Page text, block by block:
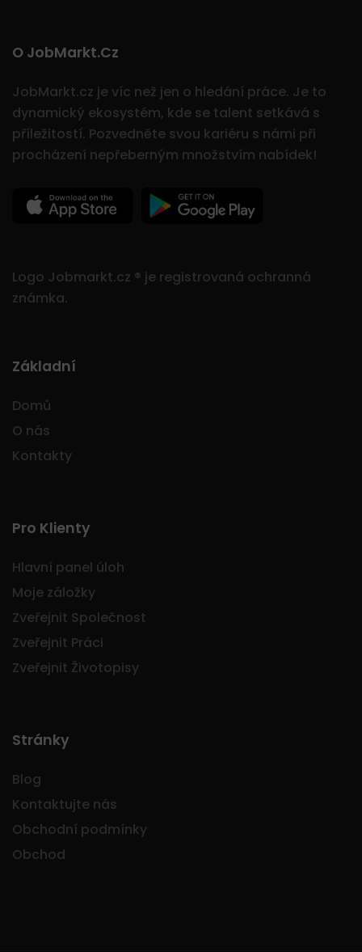
O JobMarkt.cz
JobMarkt.cz je víc než jen o hledání práce. Je to
dynamický ekosystém, kde se talent setkává s
příležitostí. Pozvedněte svou kariéru s námi při
procházení nepřeberným množstvím nabídek!
Logo Jobmarkt.cz ® je registrovaná ochranná
známka.
Základní
Domů
O nás
Kontakty
Pro Klienty
Hlavní panel úloh
Moje záložky
Zveřejnit Společnost
Zveřejnit Práci
Zveřejnit Životopisy
Stránky
Blog
Kontaktujte nás
Obchodní podmínky
Obchod